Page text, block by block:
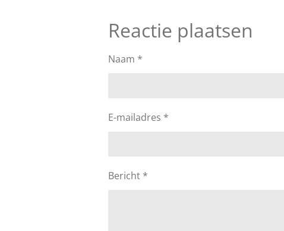
Reactie plaatsen
Naam *
E-mailadres *
Bericht *